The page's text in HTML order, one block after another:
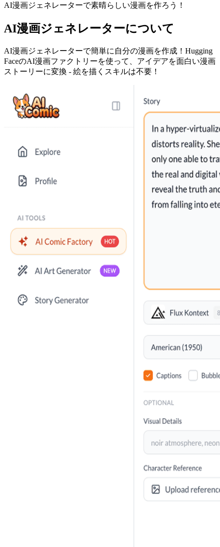
AI漫画ジェネレーターで素晴らしい漫画を作ろう！
AI漫画ジェネレーターについて
AI漫画ジェネレーターで簡単に自分の漫画を作成！Hugging
FaceのAI漫画ファクトリーを使って、アイデアを面白い漫画
ストーリーに変換 - 絵を描くスキルは不要！